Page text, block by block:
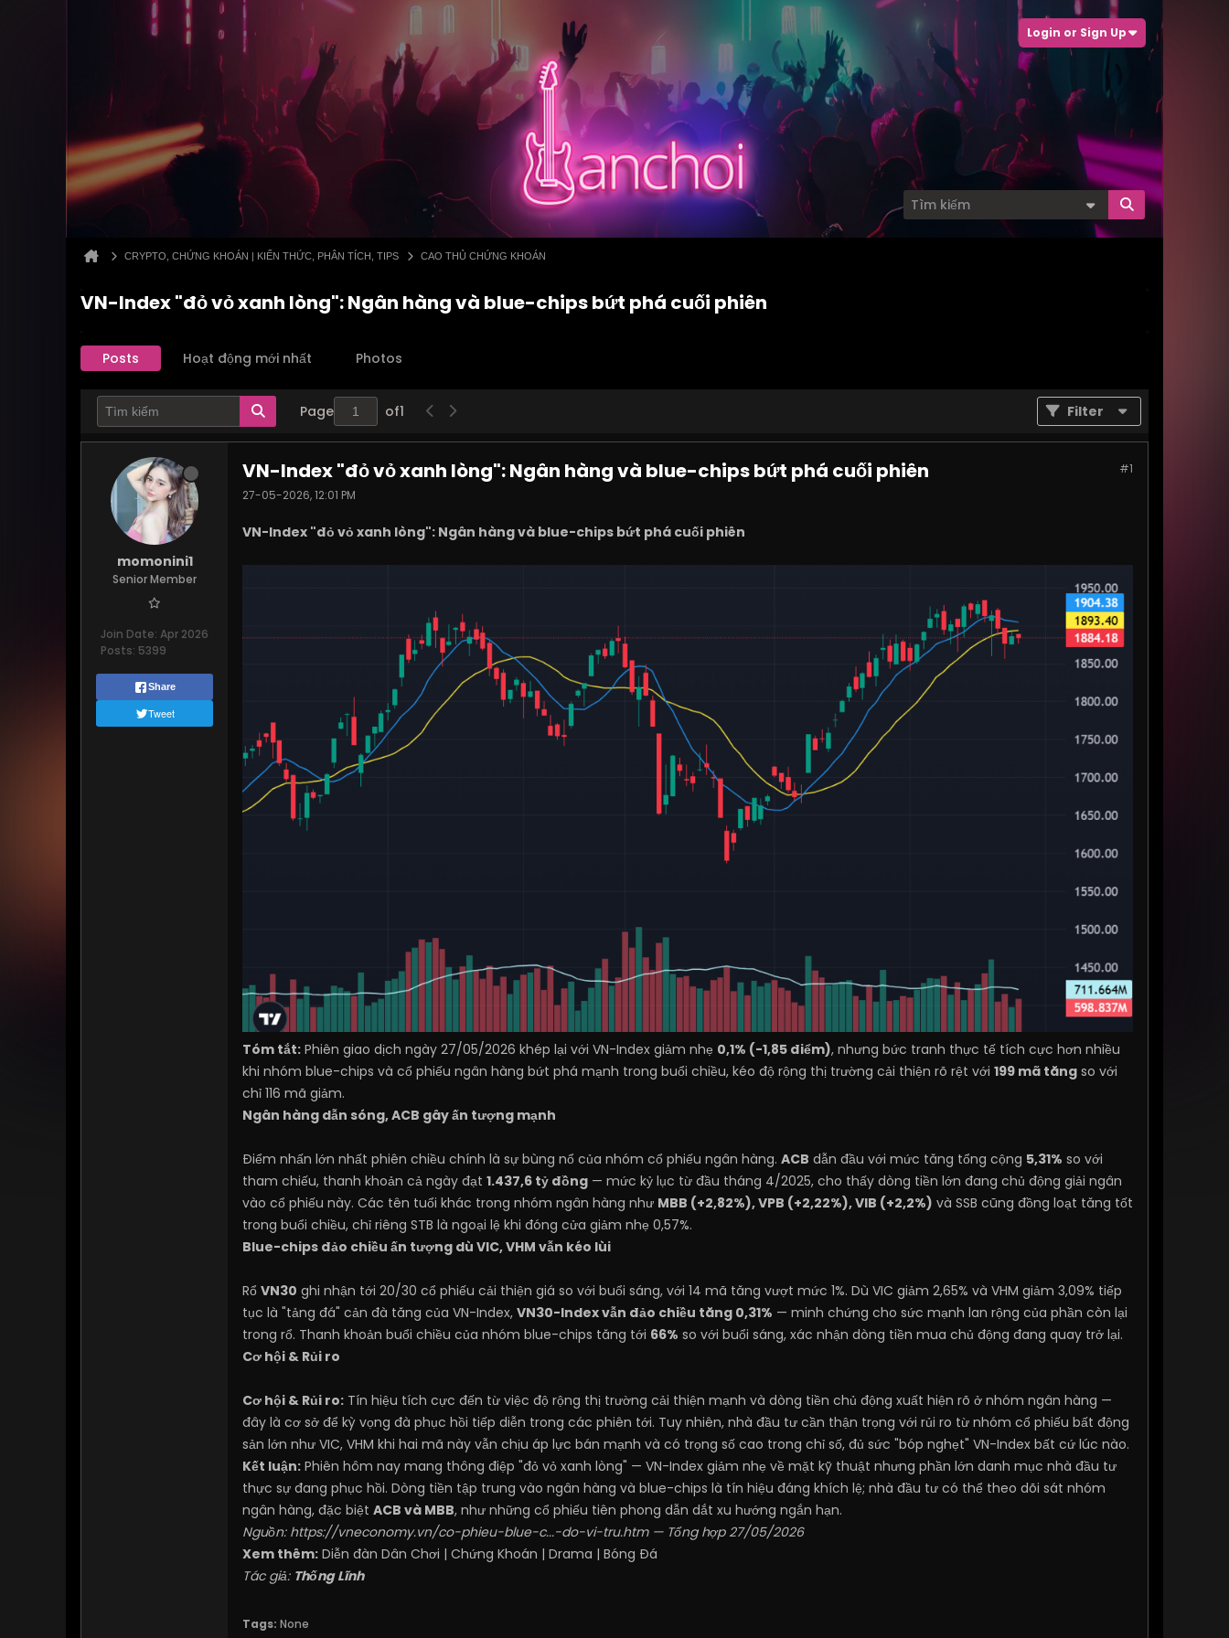
Login or Sign Up
CRYPTO, CHỨNG KHOÁN | KIẾN THỨC, PHÂN TÍCH, TIPS CAO THỦ CHỨNG KHOÁN
VN-Index "đỏ vỏ xanh lòng": Ngân hàng và blue-chips bứt phá cuối phiên
Posts Hoạt động mới nhất Photos
Page of1 Filter
momonini1
Senior Member
Join Date: Apr 2026
Posts: 5399
Share
Tweet
#1
VN-Index "đỏ vỏ xanh lòng": Ngân hàng và blue-chips bứt phá cuối phiên
27-05-2026, 12:01 PM
VN-Index "đỏ vỏ xanh lòng": Ngân hàng và blue-chips bứt phá cuối phiên
Tóm tắt: Phiên giao dịch ngày 27/05/2026 khép lại với VN-Index giảm nhẹ 0,1% (-1,85 điểm), nhưng bức tranh thực tế tích cực hơn nhiều
khi nhóm blue-chips và cổ phiếu ngân hàng bứt phá mạnh trong buổi chiều, kéo độ rộng thị trường cải thiện rõ rệt với 199 mã tăng so với
chỉ 116 mã giảm.
Ngân hàng dẫn sóng, ACB gây ấn tượng mạnh
Điểm nhấn lớn nhất phiên chiều chính là sự bùng nổ của nhóm cổ phiếu ngân hàng. ACB dẫn đầu với mức tăng tổng cộng 5,31% so với
tham chiếu, thanh khoản cả ngày đạt 1.437,6 tỷ đồng — mức kỷ lục từ đầu tháng 4/2025, cho thấy dòng tiền lớn đang chủ động giải ngân
vào cổ phiếu này. Các tên tuổi khác trong nhóm ngân hàng như MBB (+2,82%), VPB (+2,22%), VIB (+2,2%) và SSB cũng đồng loạt tăng tốt
trong buổi chiều, chỉ riêng STB là ngoại lệ khi đóng cửa giảm nhẹ 0,57%.
Blue-chips đảo chiều ấn tượng dù VIC, VHM vẫn kéo lùi
Rổ VN30 ghi nhận tới 20/30 cổ phiếu cải thiện giá so với buổi sáng, với 14 mã tăng vượt mức 1%. Dù VIC giảm 2,65% và VHM giảm 3,09% tiếp
tục là "tảng đá" cản đà tăng của VN-Index, VN30-Index vẫn đảo chiều tăng 0,31% — minh chứng cho sức mạnh lan rộng của phần còn lại
trong rổ. Thanh khoản buổi chiều của nhóm blue-chips tăng tới 66% so với buổi sáng, xác nhận dòng tiền mua chủ động đang quay trở lại.
Cơ hội & Rủi ro
Cơ hội & Rủi ro: Tín hiệu tích cực đến từ việc độ rộng thị trường cải thiện mạnh và dòng tiền chủ động xuất hiện rõ ở nhóm ngân hàng —
đây là cơ sở để kỳ vọng đà phục hồi tiếp diễn trong các phiên tới. Tuy nhiên, nhà đầu tư cần thận trọng với rủi ro từ nhóm cổ phiếu bất động
sản lớn như VIC, VHM khi hai mã này vẫn chịu áp lực bán mạnh và có trọng số cao trong chỉ số, đủ sức "bóp nghẹt" VN-Index bất cứ lúc nào.
Kết luận: Phiên hôm nay mang thông điệp "đỏ vỏ xanh lòng" — VN-Index giảm nhẹ về mặt kỹ thuật nhưng phần lớn danh mục nhà đầu tư
thực sự đang phục hồi. Dòng tiền tập trung vào ngân hàng và blue-chips là tín hiệu đáng khích lệ; nhà đầu tư có thể theo dõi sát nhóm
ngân hàng, đặc biệt ACB và MBB, như những cổ phiếu tiên phong dẫn dắt xu hướng ngắn hạn.
Nguồn: https://vneconomy.vn/co-phieu-blue-c...-do-vi-tru.htm— Tổng hợp 27/05/2026
Xem thêm: Diễn đàn Dân Chơi | Chứng Khoán | Drama | Bóng Đá
Tác giả: Thống Lĩnh
Tags: None